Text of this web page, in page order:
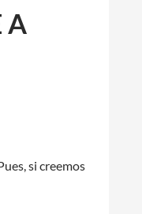
A
si creemos